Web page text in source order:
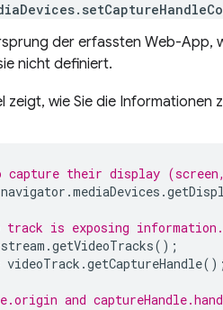
der erfassten Web-App,
nicht definiert.
zeigt, wie Sie die Informationen
capture their display
navigator .mediaDevices .
is exposing information.
stream .getVideoTracks();
videoTrack .getCaptureHandle();
and